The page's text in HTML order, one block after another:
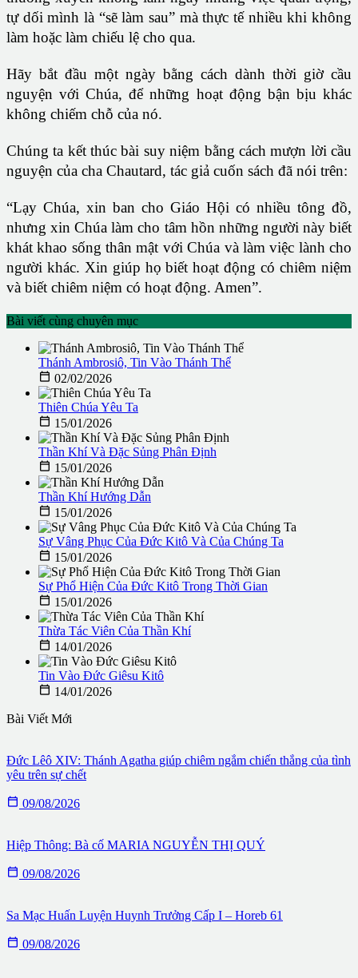
tự dối mình là “sẽ làm sau” mà thực tế nhiều khi không
làm hoặc làm chiếu lệ cho qua.
Hãy bắt đầu một ngày bằng cách dành thời giờ cầu
nguyện với Chúa, để những hoạt động bận bịu khác
không chiếm chỗ của nó.
Chúng ta kết thúc bài suy niệm bằng cách mượn lời cầu
nguyện của cha Chautard, tác giả cuốn sách đã nói trên:
“Lạy Chúa, xin ban cho Giáo Hội có nhiều tông đồ,
nhưng xin Chúa làm cho tâm hồn những người này biết
khát khao sống thân mật với Chúa và làm việc lành cho
người khác. Xin giúp họ biết hoạt động có chiêm niệm
và biết chiêm niệm có hoạt động. Amen”.
Bài viết cùng chuyên mục
Thánh Ambrosiô, Tin Vào Thánh Thể
 02/02/2026
Thiên Chúa Yêu Ta
 15/01/2026
Thần Khí Và Đặc Sủng Phân Định
 15/01/2026
Thần Khí Hướng Dẫn
 15/01/2026
Sự Vâng Phục Của Đức Kitô Và Của Chúng Ta
 15/01/2026
Sự Phổ Hiện Của Đức Kitô Trong Thời Gian
 15/01/2026
Thừa Tác Viên Của Thần Khí
 14/01/2026
Tin Vào Đức Giêsu Kitô
 14/01/2026
Bài Viết Mới
Đức Lêô XIV: Thánh Agatha giúp chiêm ngắm chiến thắng của tình
yêu trên sự chết
 09/08/2026
Hiệp Thông: Bà cố MARIA NGUYỄN THỊ QUÝ
 09/08/2026
Sa Mạc Huấn Luyện Huynh Trưởng Cấp I – Horeb 61
 09/08/2026